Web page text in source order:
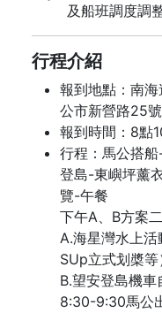
及船班調度調
行程介紹
報到地點：南
公市新營路25號
報到時間：8點
行程：馬公搭
登島-東嶼坪薰
覽-午餐
下午A、B方案
A.海星灣水上活
SUp立式划槳等
B.望安登島機車
8:30-9:30馬公